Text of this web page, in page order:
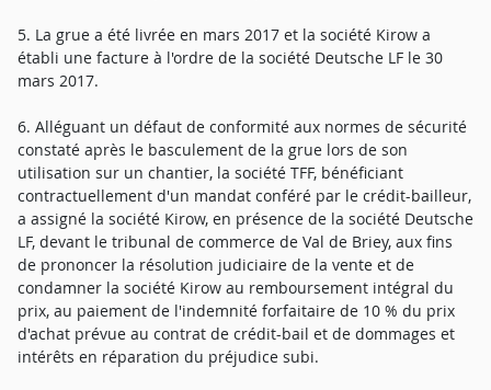
5. La grue a été livrée en mars 2017 et la société Kirow a
établi une facture à l'ordre de la société Deutsche LF le 30
mars 2017.
6. Alléguant un défaut de conformité aux normes de sécurité
constaté après le basculement de la grue lors de son
utilisation sur un chantier, la société TFF, bénéficiant
contractuellement d'un mandat conféré par le crédit-bailleur,
a assigné la société Kirow, en présence de la société Deutsche
LF, devant le tribunal de commerce de Val de Briey, aux fins
de prononcer la résolution judiciaire de la vente et de
condamner la société Kirow au remboursement intégral du
prix, au paiement de l'indemnité forfaitaire de 10 % du prix
d'achat prévue au contrat de crédit-bail et de dommages et
intérêts en réparation du préjudice subi.